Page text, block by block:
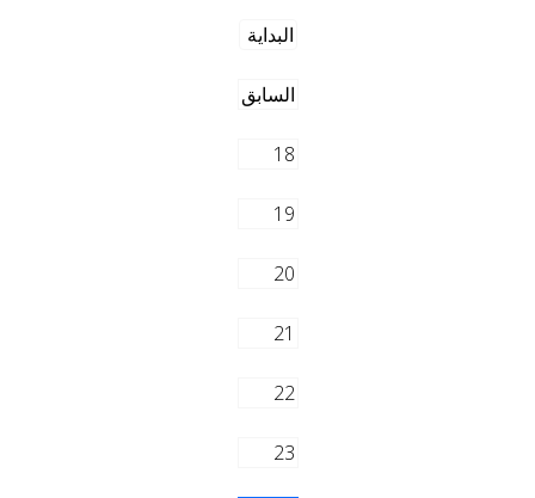
البداية
السابق
18
19
20
21
22
23